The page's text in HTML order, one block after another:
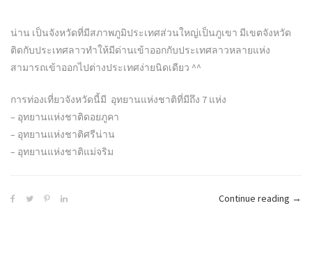
น่าน เป็นจังหวัดที่มีสภาพภูมิประเทศส่วนใหญ่เป็นภูเขา มีเขตจังหวัด
ติดกับประเทศลาวทำให้มีด่านเข้าออกกับประเทศลาวหลายแห่ง
สามารถเข้าออกไปต่างประเทศง่ายนิดเดียว ^^
การท่องเที่ยวจังหวัดนี้มี อุทยานแห่งชาติที่มีถึง 7 แห่ง
– อุทยานแห่งชาติดอยภูคา
– อุทยานแห่งชาติศรีน่าน
– อุทยานแห่งชาติแม่จริม
Continue reading “เที่
→